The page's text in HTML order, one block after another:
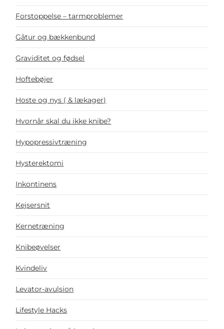
Forstoppelse – tarmproblemer
Gåtur og bækkenbund
Graviditet og fødsel
Hoftebøjer
Hoste og nys ( & lækager)
Hvornår skal du ikke knibe?
Hypopressivtræning
Hysterektomi
Inkontinens
Kejsersnit
Kernetræning
Knibeøvelser
Kvindeliv
Levator-avulsion
Lifestyle Hacks